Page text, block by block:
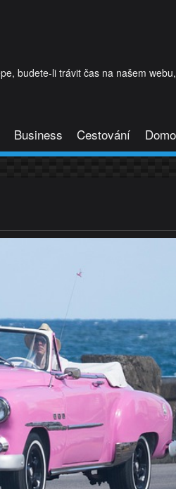
budete-li trávit čas na našem
Business Cestování